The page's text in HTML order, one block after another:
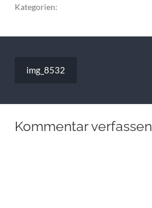
Kategorien:
img_8532
Kommentar verfassen